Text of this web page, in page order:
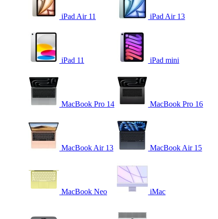
iPad Air 11 iPad Air 13
iPad 11 iPad mini
MacBook Pro 14 MacBook Pro 16
MacBook Air 13 MacBook Air 15
MacBook Neo iMac